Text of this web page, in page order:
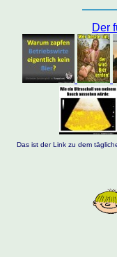
Der
Das ist der Link zu dem